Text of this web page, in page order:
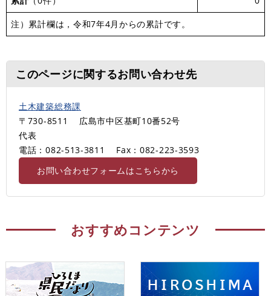
注）累計欄は，令和7年4月からの累計です。
このページに関するお問い合わせ先
土木建築総務課
〒730-8511
広島市中区基町10番52号
代表
電話：082-513-3811
Fax：082-223-3593
お問い合わせフォームはこちらから
おすすめコンテンツ